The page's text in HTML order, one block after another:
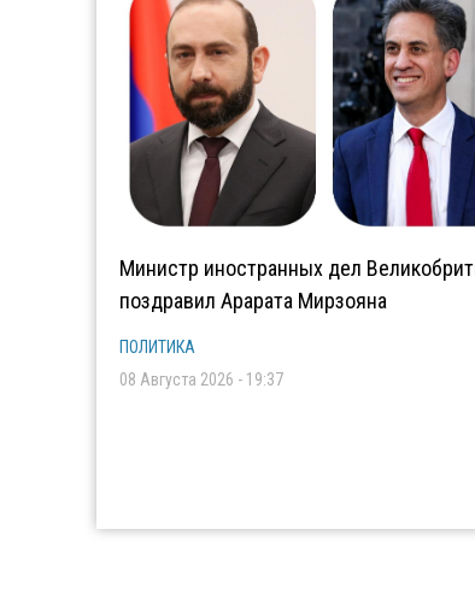
Министр иностранных дел
поздравил Арарата Мирзояна
ПОЛИТИКА
08 Августа 2026 - 19:37